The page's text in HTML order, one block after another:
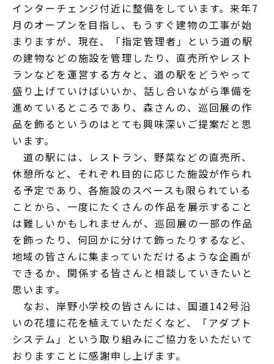
インターチェンジ付近に整備をしています。来年7
月のオープンを目指し、もうすぐ建物の工事が始
まりますが、現在、「指定管理者」という道の駅
の建物などの施設を管理したり、直売所やレスト
ランなどを運営する方々と、道の駅をどうやって
盛り上げていけばいいか、話し合いながら準備を
進めているところであり、森さんの、巡回展の作
品を飾るというのはとても興味深いご提案だと思
います。
道の駅には、レストラン、野菜などの直売所、
休憩所など、それぞれ目的に応じた施設が作られ
る予定であり、各施設のスペースも限られている
ことから、一度にたくさんの作品を展示すること
は難しいかもしれませんが、巡回展の一部の作品
を飾ったり、何回かに分けて飾ったりするなど、
地域の皆さんに集まっていただけるような企画が
できるか、関係する皆さんと相談していきたいと
思います。
なお、岸野小学校の皆さんには、国道142号沿
いの花壇に花を植えていただくなど、「アダプト
システム」という取り組みにご協力をいただいて
おりますことに感謝申し上げます。